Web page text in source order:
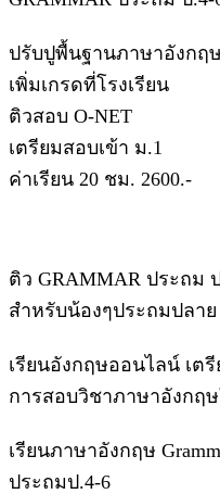
ปรับปูพื้นฐานภาษาอังกฤษ
เพิ่มเกรดที่โรงเรียน
ติวสอบ O-NET
เตรียมสอบเข้า ม.1
ค่าเรียน 20 ชม. 2600.-
ติว GRAMMAR ประถม
สำหรับน้องๆประถมปลาย
เรียนอังกฤษออนไลน์ เ
การสอบวิชาภาษาอังกฤ
เรียนภาษาอังกฤษ
ประถมป.4-6